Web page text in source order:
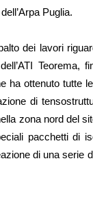
Puglia.
dei lavori
Teorema,
ha ottenuto tutte
di
zona nord del
pacchetti di
di una serie